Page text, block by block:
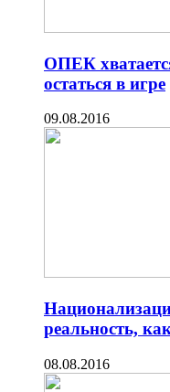
ОПЕК
остаться в игре
09.08.2016
реальность,
08.08.2016